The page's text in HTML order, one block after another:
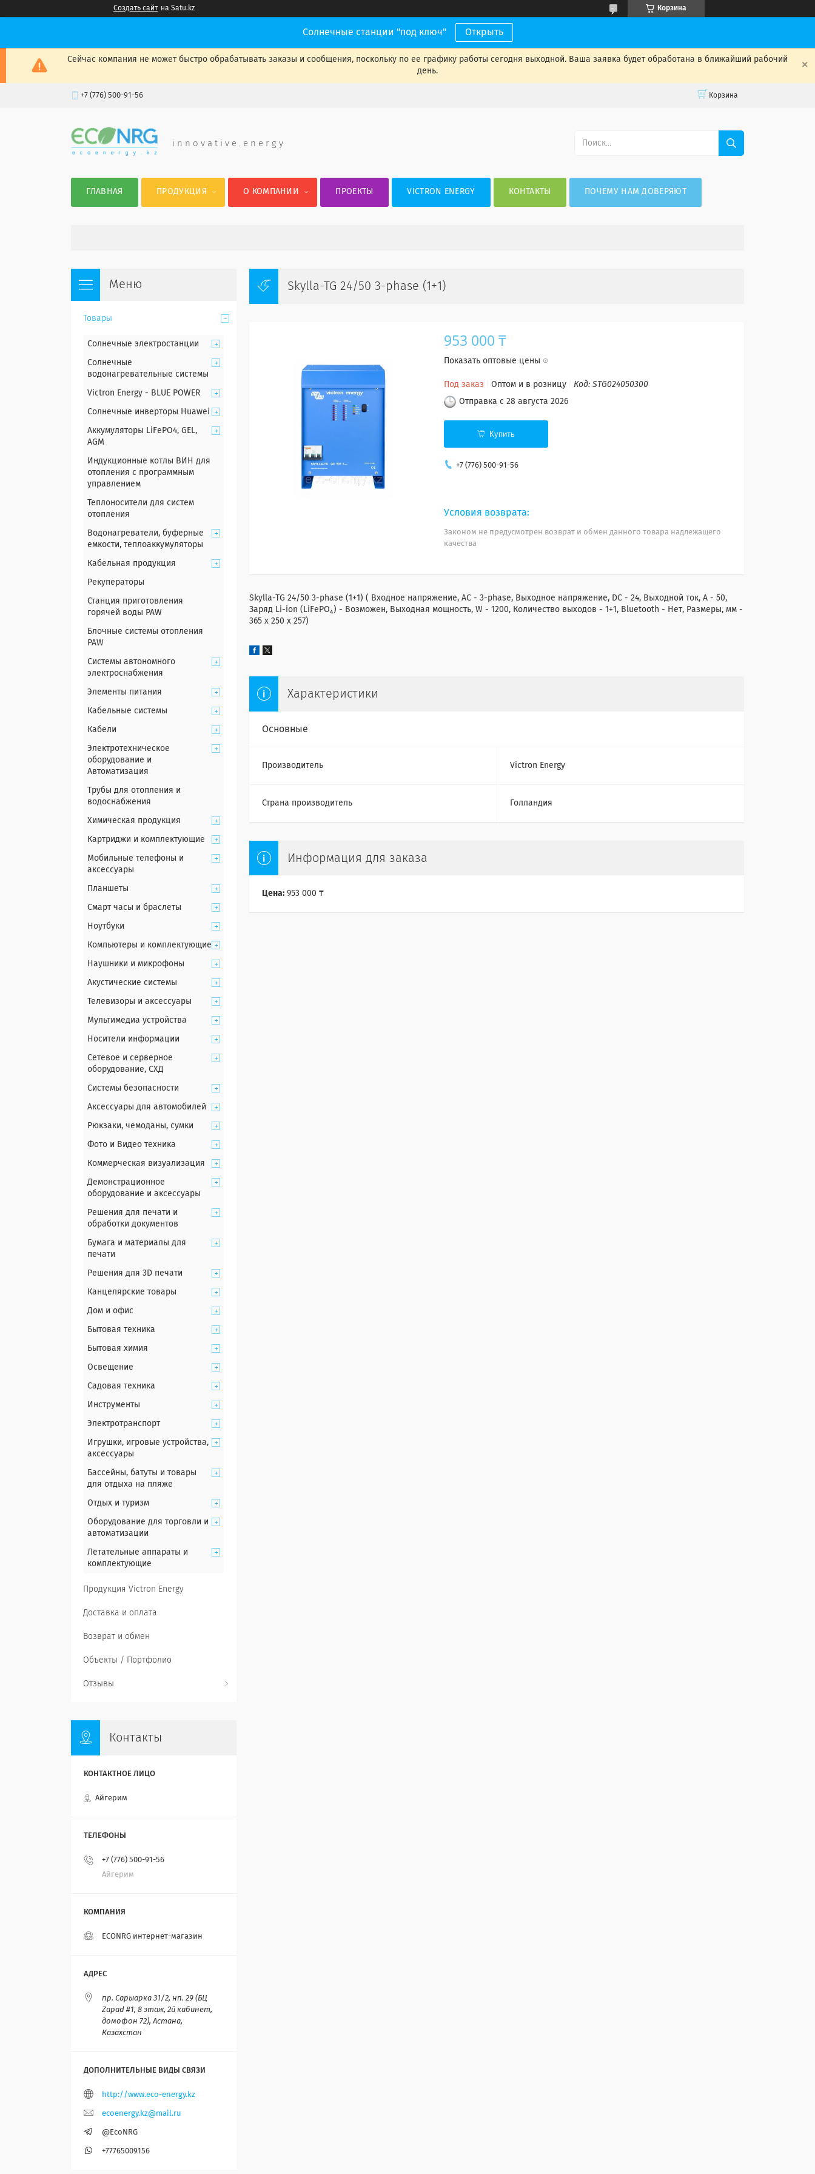
Создать сайт на Satu.kz Корзина
Солнечные станции "под ключ" Открыть
Сейчас компания не может быстро обрабатывать заказы и сообщения, поскольку по ее графику работы сегодня выходной. Ваша заявка будет обработана в ближайший рабочий
день.
+7 (776) 500-91-56 Корзина
i n n o v a t i v e . e n e r g y
ГЛАВНАЯ ПРОДУКЦИЯ О КОМПАНИИ ПРОЕКТЫ VICTRON ENERGY КОНТАКТЫ ПОЧЕМУ НАМ ДОВЕРЯЮТ
Skylla-TG 24/50 3-phase (1+1)
953 000 ₸
Показать оптовые цены
Под заказ Оптом и в розницу Код: STG024050300
Отправка с 28 августа 2026
Купить
+7 (776) 500-91-56
Законом не предусмотрен возврат и обмен данного товара надлежащего
качества
Skylla-TG 24/50 3-phase (1+1) ( Входное напряжение, AC - 3-phase, Выходное напряжение, DC - 24, Выходной ток, А - 50,
Заряд Li-ion (LiFePO₄) - Возможен, Выходная мощность, W - 1200, Количество выходов - 1+1, Bluetooth - Нет, Размеры, мм -
365 x 250 x 257)
Характеристики
Основные
Производитель Victron Energy
Страна производитель Голландия
Информация для заказа
Цена: 953 000 ₸
Товары
Солнечные электростанции
Солнечные
водонагревательные системы
Victron Energy - BLUE POWER
Солнечные инверторы Huawei
Аккумуляторы LiFePO4, GEL,
AGM
Индукционные котлы ВИН для
отопления с программным
управлением
Теплоносители для систем
отопления
Водонагреватели, буферные
емкости, теплоаккумуляторы
Кабельная продукция
Рекуператоры
Станция приготовления
горячей воды PAW
Блочные системы отопления
PAW
Системы автономного
электроснабжения
Элементы питания
Кабельные системы
Кабели
Электротехническое
оборудование и
Автоматизация
Трубы для отопления и
водоснабжения
Химическая продукция
Картриджи и комплектующие
Мобильные телефоны и
аксессуары
Планшеты
Смарт часы и браслеты
Ноутбуки
Компьютеры и комплектующие
Наушники и микрофоны
Акустические системы
Телевизоры и аксессуары
Мультимедиа устройства
Носители информации
Сетевое и серверное
оборудование, СХД
Системы безопасности
Аксессуары для автомобилей
Рюкзаки, чемоданы, сумки
Фото и Видео техника
Коммерческая визуализация
Демонстрационное
оборудование и аксессуары
Решения для печати и
обработки документов
Бумага и материалы для
печати
Решения для 3D печати
Канцелярские товары
Дом и офис
Бытовая техника
Бытовая химия
Освещение
Садовая техника
Инструменты
Электротранспорт
Игрушки, игровые устройства,
аксессуары
Бассейны, батуты и товары
для отдыха на пляже
Отдых и туризм
Оборудование для торговли и
автоматизации
Летательные аппараты и
комплектующие
Продукция Victron Energy
Доставка и оплата
Возврат и обмен
Объекты / Портфолио
Отзывы
Контакты
Айгерим
+7 (776) 500-91-56
Айгерим
ECONRG интернет-магазин
пр. Сарыарка 31/2, нп. 29 (БЦ
Zapad #1, 8 этаж, 2й кабинет,
домофон 72), Астана,
Казахстан
http://www.eco-energy.kz
ecoenergy.kz@mail.ru
@EcoNRG
+77765009156